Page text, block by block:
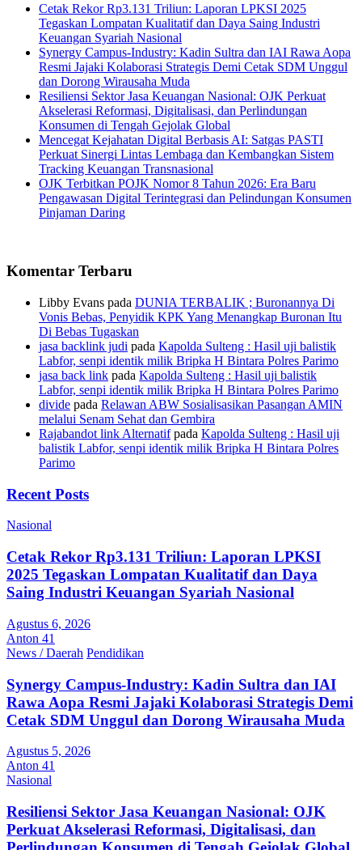
Cetak Rekor Rp3.131 Triliun: Laporan LPKSI 2025
Tegaskan Lompatan Kualitatif dan Daya Saing Industri
Keuangan Syariah Nasional
Synergy Campus-Industry: Kadin Sultra dan IAI Rawa Aopa
Resmi Jajaki Kolaborasi Strategis Demi Cetak SDM Unggul
dan Dorong Wirausaha Muda
Resiliensi Sektor Jasa Keuangan Nasional: OJK Perkuat
Akselerasi Reformasi, Digitalisasi, dan Perlindungan
Konsumen di Tengah Gejolak Global
Mencegat Kejahatan Digital Berbasis AI: Satgas PASTI
Perkuat Sinergi Lintas Lembaga dan Kembangkan Sistem
Tracking Keuangan Transnasional
OJK Terbitkan POJK Nomor 8 Tahun 2026: Era Baru
Pengawasan Digital Terintegrasi dan Pelindungan Konsumen
Pinjaman Daring
Komentar Terbaru
Libby Evans pada DUNIA TERBALIK ; Buronannya Di
Vonis Bebas, Penyidik KPK Yang Menangkap Buronan Itu
Di Bebas Tugaskan
jasa backlink judi pada Kapolda Sulteng : Hasil uji balistik
Labfor, senpi identik milik Bripka H Bintara Polres Parimo
jasa back link pada Kapolda Sulteng : Hasil uji balistik
Labfor, senpi identik milik Bripka H Bintara Polres Parimo
divide pada Relawan ABW Sosialisasikan Pasangan AMIN
melalui Senam Sehat dan Gembira
Rajabandot link Alternatifpada Kapolda Sulteng : Hasil uji
balistik Labfor, senpi identik milik Bripka H Bintara Polres
Parimo
Recent Posts
Nasional
Cetak Rekor Rp3.131 Triliun: Laporan LPKSI
2025 Tegaskan Lompatan Kualitatif dan Daya
Saing Industri Keuangan Syariah Nasional
Agustus 6, 2026
Anton 41
News / Daerah Pendidikan
Synergy Campus-Industry: Kadin Sultra dan IAI
Rawa Aopa Resmi Jajaki Kolaborasi Strategis Demi
Cetak SDM Unggul dan Dorong Wirausaha Muda
Agustus 5, 2026
Anton 41
Nasional
Resiliensi Sektor Jasa Keuangan Nasional: OJK
Perkuat Akselerasi Reformasi, Digitalisasi, dan